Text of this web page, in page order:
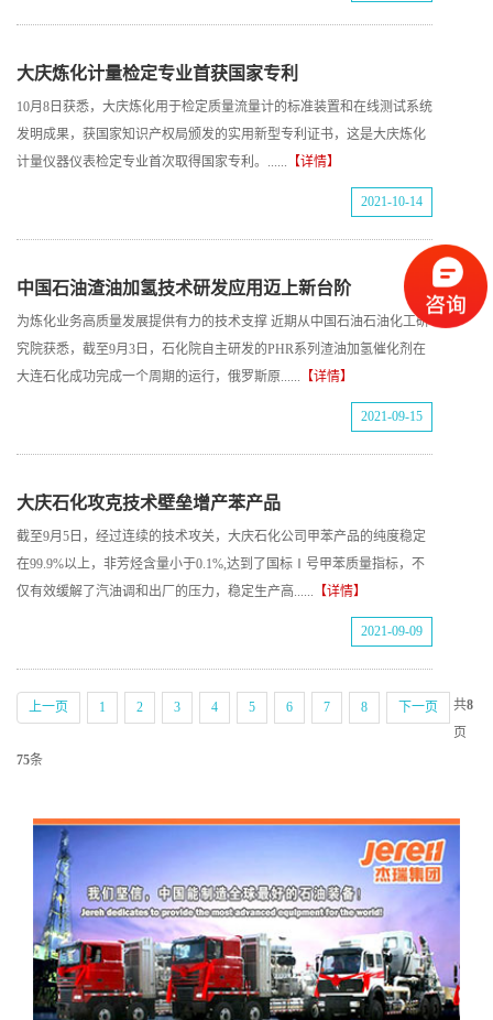
大庆炼化计量检定专业首获国家专利
10月8日获悉，大庆炼化用于检定质量流量计的标准装置和在线测试系统
发明成果，获国家知识产权局颁发的实用新型专利证书，这是大庆炼化
计量仪器仪表检定专业首次取得国家专利。...... 【详情】
2021-10-14
中国石油渣油加氢技术研发应用迈上新台阶
为炼化业务高质量发展提供有力的技术支撑 近期从中国石油石油化工研
究院获悉，截至9月3日，石化院自主研发的PHR系列渣油加氢催化剂在
大连石化成功完成一个周期的运行，俄罗斯原...... 【详情】
2021-09-15
大庆石化攻克技术壁垒增产苯产品
截至9月5日，经过连续的技术攻关，大庆石化公司甲苯产品的纯度稳定
在99.9%以上，非芳烃含量小于0.1%,达到了国标Ⅰ号甲苯质量指标，不
仅有效缓解了汽油调和出厂的压力，稳定生产高...... 【详情】
2021-09-09
上一页 1 2 3 4 5 6 7 8 下一页 共8
页
75条